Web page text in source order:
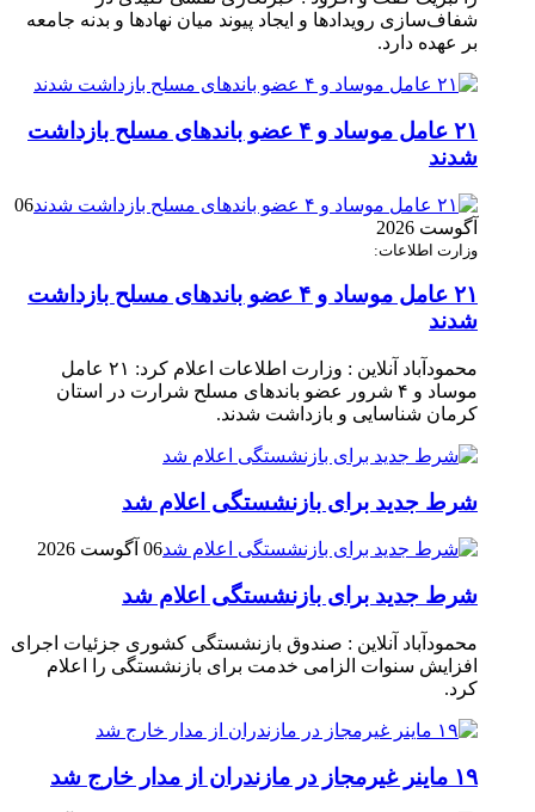
شفاف‌سازی رویدادها و ایجاد پیوند میان نهادها و بدنه جامعه
بر عهده دارد.
۲۱ عامل موساد و ۴ عضو باند‌های مسلح بازداشت
شدند
06
آگوست 2026
وزارت اطلاعات:
۲۱ عامل موساد و ۴ عضو باند‌های مسلح بازداشت
شدند
محمودآباد آنلاین : وزارت اطلاعات اعلام کرد: ۲۱ عامل
موساد و ۴ شرور عضو باند‌های مسلح شرارت در استان
کرمان شناسایی و بازداشت شدند.
شرط جدید برای بازنشستگی اعلام شد
06 آگوست 2026
شرط جدید برای بازنشستگی اعلام شد
محمودآباد آنلاین : صندوق بازنشستگی کشوری جزئیات اجرای
افزایش سنوات الزامی خدمت برای بازنشستگی را اعلام
کرد.
۱۹ ماینر غیرمجاز در مازندران از مدار خارج شد